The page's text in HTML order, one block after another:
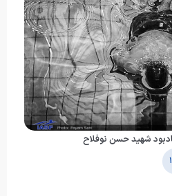
شهید حسن نوفلاح